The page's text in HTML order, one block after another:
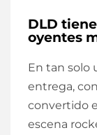
DLD
oyentes
En tan solo
entrega,
convertido
escena